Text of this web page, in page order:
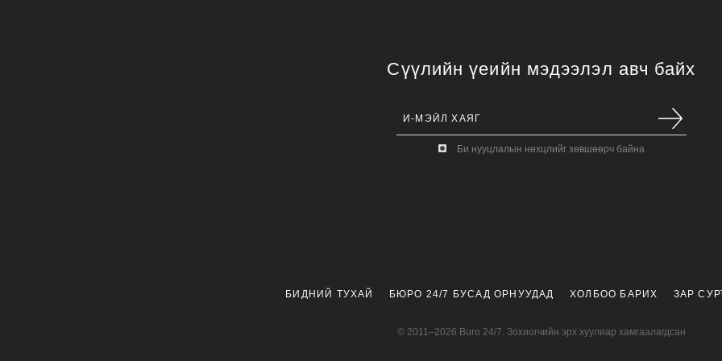
Сүүлийн үеийн мэдээлэл авч байх
Би нууцлалын нөхцлийг зөвшөөрч байна
БИДНИЙ ТУХАЙ БЮРО 24/7 БУСАД ОРНУУДАД ХОЛБОО БАРИХ ЗАР
© 2011–2026 Buro 24/7. Зохиогчийн эрх хуулиар хамгаалагдсан